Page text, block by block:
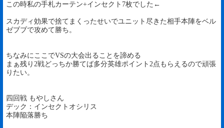
この時私の手札カーテン+インセクト7枚でした←
スカディ効果で捨てまくったせいでユニット尽きた相手本陣をベル
ゼブブで攻めて勝ち。
ちなみにここでVSの大会出ることを諦める
まぁ残り2戦どっちか勝てば多分英雄ポイント2点もらえるので頑張
りたい。
四回戦 もやしさん
デック：インセクトオシリス
本陣陥落勝ち